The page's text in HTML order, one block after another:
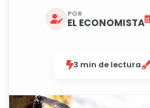
POR
EL ECONOMISTA
3 min de lectura